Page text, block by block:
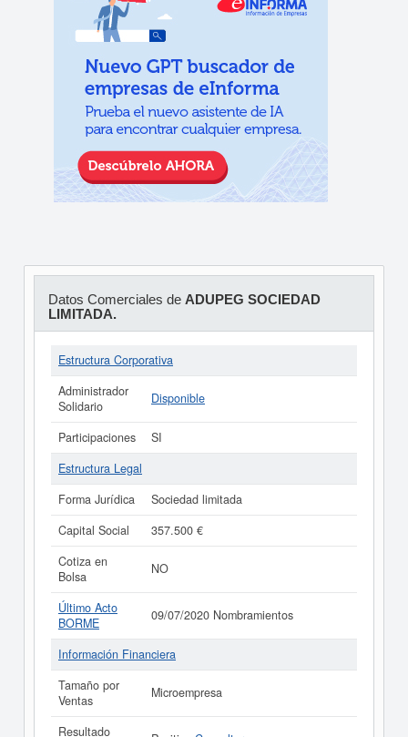
Datos Comerciales de ADUPEG SOCIEDAD
LIMITADA.
Estructura Corporativa
Administrador
Solidario
Disponible
Participaciones
SI
Estructura Legal
Forma Jurídica
Sociedad limitada
Capital Social
357.500 €
Cotiza en
Bolsa
NO
Último Acto
BORME
09/07/2020 Nombramientos
Información Financiera
Tamaño por
Ventas
Microempresa
Resultado